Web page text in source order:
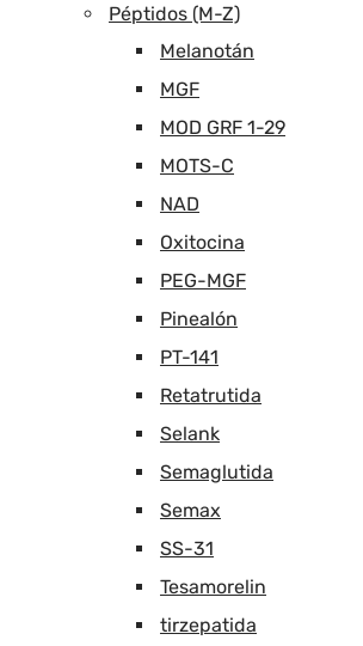
Péptidos (M-Z)
Melanotán
MGF
MOD GRF 1-29
MOTS-C
NAD
Oxitocina
PEG-MGF
Pinealón
PT-141
Retatrutida
Selank
Semaglutida
Semax
SS-31
Tesamorelin
tirzepatida